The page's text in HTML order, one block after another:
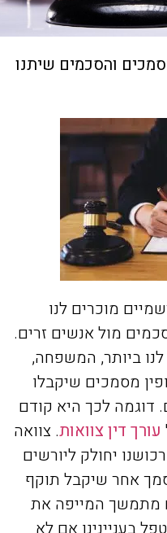
והסכמים שיתנו
מוכרים לנו
מול אנשים זרים.
ביותר, המשפחה,
מסמכים שיקבלו
דוגמה לכך היא קודם
עורך דין צוואות. צוואה
יחולק ליורשים
אחר שיקבל תוקף
מתמשך המייפה את